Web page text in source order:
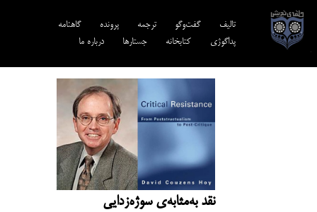
تالیف‎‌ گفت‌وگو ترجمه‌ پرونده
گاهنامه
پداگوژی
کتابخانه جستارها درباره ما
نقد به‌مثابه‌ی سوژه‌زدایی